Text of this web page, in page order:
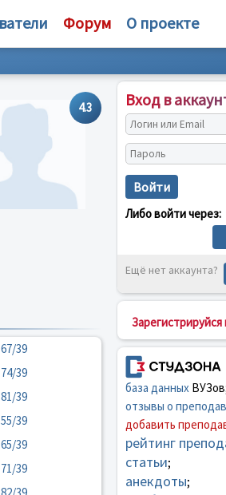
Форум О проекте
4.3
39
39
39
39
39
39
Вход в
Войти
Либо войти через:
Ещё нет аккаунта?
Зарегистрируйся
база данных
отзывы о
добавить
рейтинг
статьи;
анекдоты;